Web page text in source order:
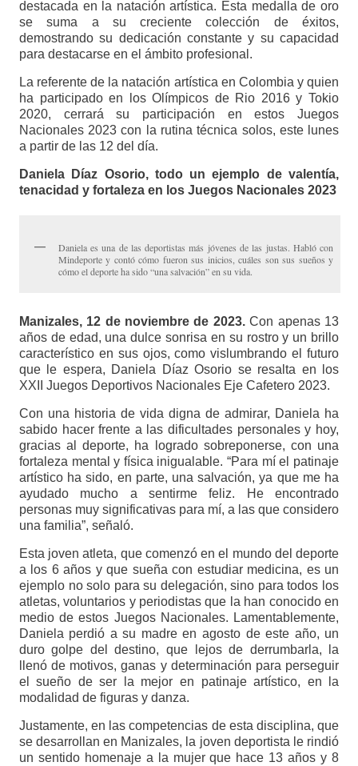
destacada en la natación artística. Esta medalla de oro
se suma a su creciente colección de éxitos,
demostrando su dedicación constante y su capacidad
para destacarse en el ámbito profesional.
La referente de la natación artística en Colombia y quien
ha participado en los Olímpicos de Rio 2016 y Tokio
2020, cerrará su participación en estos Juegos
Nacionales 2023 con la rutina técnica solos, este lunes
a partir de las 12 del día.
Daniela Díaz Osorio, todo un ejemplo de valentía,
tenacidad y fortaleza en los Juegos Nacionales 2023
Daniela es una de las deportistas más jóvenes de las justas. Habló con
Mindeporte y contó cómo fueron sus inicios, cuáles son sus sueños y
cómo el deporte ha sido “una salvación” en su vida.
Manizales, 12 de noviembre de 2023.Con apenas 13
años de edad, una dulce sonrisa en su rostro y un brillo
característico en sus ojos, como vislumbrando el futuro
que le espera, Daniela Díaz Osorio se resalta en los
XXII Juegos Deportivos Nacionales Eje Cafetero 2023.
Con una historia de vida digna de admirar, Daniela ha
sabido hacer frente a las dificultades personales y hoy,
gracias al deporte, ha logrado sobreponerse, con una
fortaleza mental y física inigualable. “Para mí el patinaje
artístico ha sido, en parte, una salvación, ya que me ha
ayudado mucho a sentirme feliz. He encontrado
personas muy significativas para mí, a las que considero
una familia”, señaló.
Esta joven atleta, que comenzó en el mundo del deporte
a los 6 años y que sueña con estudiar medicina, es un
ejemplo no solo para su delegación, sino para todos los
atletas, voluntarios y periodistas que la han conocido en
medio de estos Juegos Nacionales. Lamentablemente,
Daniela perdió a su madre en agosto de este año, un
duro golpe del destino, que lejos de derrumbarla, la
llenó de motivos, ganas y determinación para perseguir
el sueño de ser la mejor en patinaje artístico, en la
modalidad de figuras y danza.
Justamente, en las competencias de esta disciplina, que
se desarrollan en Manizales, la joven deportista le rindió
un sentido homenaje a la mujer que hace 13 años y 8